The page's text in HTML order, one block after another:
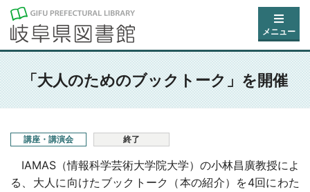
メニュー
「大人のためのブックトーク」を開催
講座・講演会 終了
IAMAS（情報科学芸術大学院大学）の小林昌廣教授によ
る、大人に向けたブックトーク（本の紹介）を4回にわた